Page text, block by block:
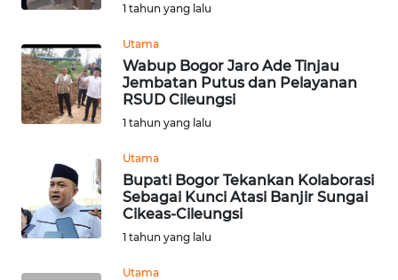
1 tahun yang lalu
Utama
Wabup Bogor Jaro Ade Tinjau
Jembatan Putus dan Pelayanan
RSUD Cileungsi
1 tahun yang lalu
Utama
Bupati Bogor Tekankan Kolaborasi
Sebagai Kunci Atasi Banjir Sungai
Cikeas-Cileungsi
1 tahun yang lalu
Utama
SOLO
WN
BOROBUDUR
MADURA
WN
SURABAYA